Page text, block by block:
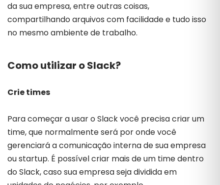
da sua empresa, entre outras coisas,
compartilhando arquivos com facilidade e tudo isso
no mesmo ambiente de trabalho.
Como utilizar o Slack?
Crie times
Para começar a usar o Slack você precisa criar um
time, que normalmente será por onde você
gerenciará a comunicação interna de sua empresa
ou startup. É possível criar mais de um time dentro
do Slack, caso sua empresa seja dividida em